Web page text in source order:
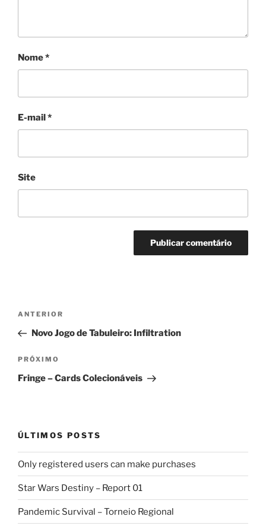
Nome*
E-mail *
Site
Navegação
Post
Post
anterior
ANTERIOR
Novo Jogo de Tabuleiro: Infiltration
Próximo
post
PRÓXIMO
Fringe – Cards Colecionáveis
ÚLTIMOS POSTS
Only registered users can make purchases
Star Wars Destiny – Report 01
Pandemic Survival – Torneio Regional